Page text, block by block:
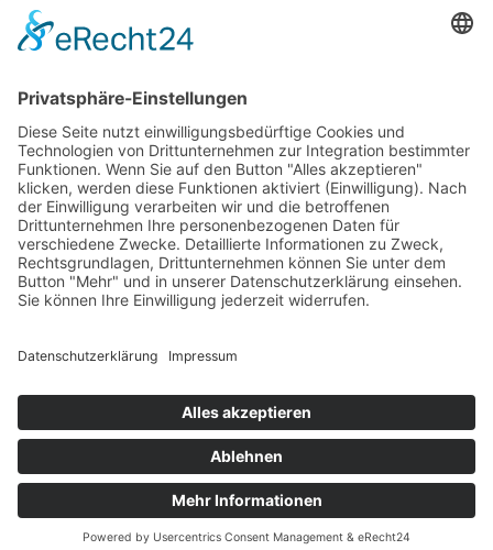
Betriebsferien
Wir befinden uns vom
19.12.2025 bis einschließlich 07.01.2026
in unseren Betriebsferien.
In dieser Zeit werden Anfragen
weiterhin bearbeitet, allerdings
kann es zu Verzögerungen bei der